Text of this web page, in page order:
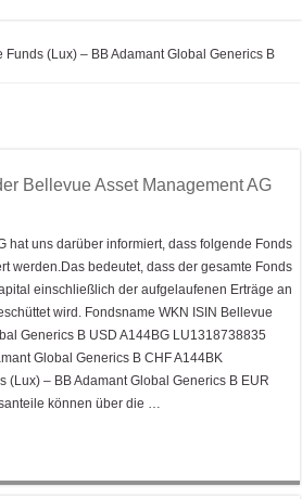
Funds (Lux) – BB Adamant Global Generics B
Bellevue Asset Management AG
hat uns darüber informiert, dass folgende Fonds
werden.Das bedeutet, dass der gesamte Fonds
einschließlich der aufgelaufenen Erträge an
wird. Fondsname WKN ISIN Bellevue
Generics B USD A144BG LU1318738835
Global Generics B CHF A144BK
(Lux) – BB Adamant Global Generics B EUR
können über die …